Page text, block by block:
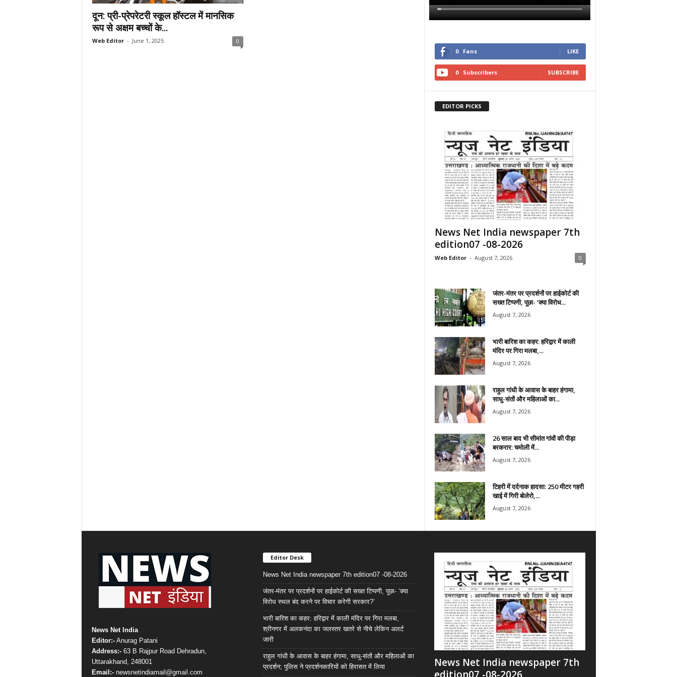
दून: प्री-प्रेपरेटरी स्कूल हॉस्टल में मानसिक
रूप से अक्षम बच्चों के...
Web Editor - June 1, 2025 0
0 Fans LIKE
0 Subscribers SUBSCRIBE
EDITOR PICKS
News Net India newspaper 7th
edition07 -08-2026
Web Editor - August 7, 2026 0
जंतर-मंतर पर प्रदर्शनों पर हाईकोर्ट की
सख्त टिप्पणी, पूछा- ‘क्या विरोध...
August 7, 2026
भारी बारिश का कहर: हरिद्वार में काली
मंदिर पर गिरा मलबा,...
August 7, 2026
राहुल गांधी के आवास के बाहर हंगामा,
साधु-संतों और महिलाओं का...
August 7, 2026
26 साल बाद भी सीमांत गांवों की पीड़ा
बरकरार: चमोली में...
August 7, 2026
टिहरी में दर्दनाक हादसा: 250 मीटर गहरी
खाई में गिरी बोलेरो,...
August 7, 2026
News Net India
Editor:-Anurag Patani
Address:-63 B Rajpur Road Dehradun,
Uttarakhand, 248001
Email:-newsnetindiamail@gmail.com
Editor Desk
News Net India newspaper 7th edition07 -08-2026
जंतर-मंतर पर प्रदर्शनों पर हाईकोर्ट की सख्त टिप्पणी, पूछा- ‘क्या
विरोध स्थल बंद करने पर विचार करेगी सरकार?’
भारी बारिश का कहर: हरिद्वार में काली मंदिर पर गिरा मलबा,
श्रीनगर में अलकनंदा का जलस्तर खतरे से नीचे लेकिन अलर्ट
जारी
राहुल गांधी के आवास के बाहर हंगामा, साधु-संतों और महिलाओं का
प्रदर्शन; पुलिस ने प्रदर्शनकारियों को हिरासत में लिया
News Net India newspaper 7th